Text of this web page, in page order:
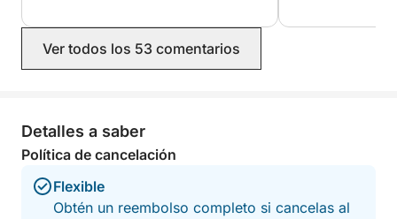
Ver todos los 53 comentarios
Detalles a saber
Política de cancelación
Flexible
Obtén un reembolso completo si cancelas al